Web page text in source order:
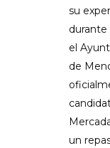
su
durante
el
de
un